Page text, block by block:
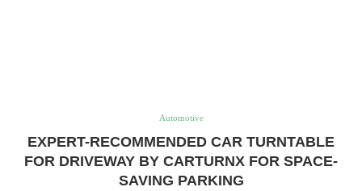
Automotive
EXPERT-RECOMMENDED CAR TURNTABLE
FOR DRIVEWAY BY CARTURNX FOR SPACE-
SAVING PARKING